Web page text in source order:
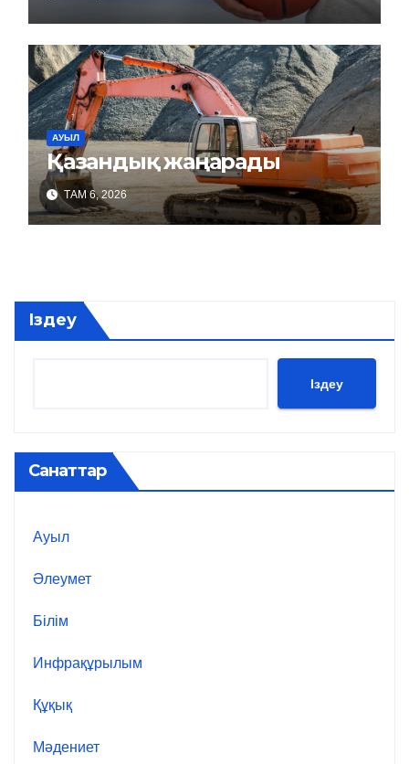
АУЫЛ
Қазандық жаңарады
ТАМ 6, 2026
Іздеу
Іздеу
Санаттар
Ауыл
Әлеумет
Білім
Инфрақұрылым
Құқық
Мәдениет